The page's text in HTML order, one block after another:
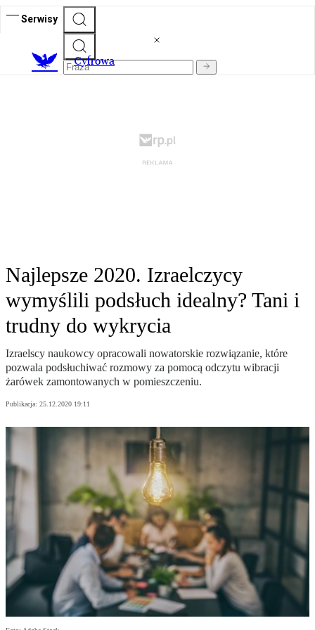
Serwisy
Cyfrowa
Najlepsze 2020. Izraelczycy
wymyślili podsłuch idealny? Tani i
trudny do wykrycia
Izraelscy naukowcy opracowali nowatorskie rozwiązanie, które
pozwala podsłuchiwać rozmowy za pomocą odczytu wibracji
żarówek zamontowanych w pomieszczeniu.
Publikacja: 25.12.2020 19:11